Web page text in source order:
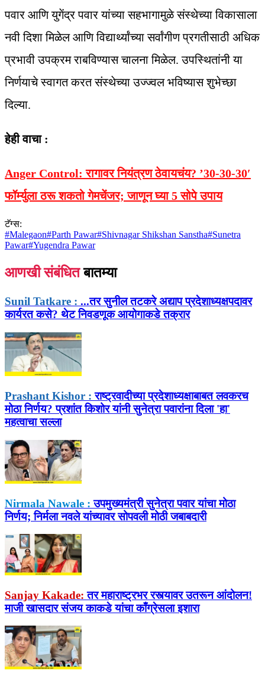
पवार आणि युगेंद्र पवार यांच्या सहभागामुळे संस्थेच्या विकासाला
नवी दिशा मिळेल आणि विद्यार्थ्यांच्या सर्वांगीण प्रगतीसाठी अधिक
प्रभावी उपक्रम राबविण्यास चालना मिळेल. उपस्थितांनी या
निर्णयाचे स्वागत करत संस्थेच्या उज्ज्वल भविष्यास शुभेच्छा
दिल्या.
हेही वाचा :
Anger Control: रागावर नियंत्रण ठेवायचंय? ’30-30-30′
फॉर्म्युला ठरू शकतो गेमचेंजर; जाणून घ्या 5 सोपे उपाय
टॅग्स:
#Malegaon#Parth Pawar#Shivnagar Shikshan Sanstha#Sunetra
Pawar#Yugendra Pawar
आणखी संबंधित बातम्या
Sunil Tatkare : ...तर सुनील तटकरे अद्याप प्रदेशाध्यक्षपदावर
कार्यरत कसे? थेट निवडणूक आयोगाकडे तक्रार
Prashant Kishor : राष्ट्रवादीच्या प्रदेशाध्यक्षाबाबत लवकरच
मोठा निर्णय? प्रशांत किशोर यांनी सुनेत्रा पवारांना दिला 'हा'
महत्वाचा सल्ला
Nirmala Nawale : उपमुख्यमंत्री सुनेत्रा पवार यांचा मोठा
निर्णय; निर्मला नवले यांच्यावर सोपवली मोठी जबाबदारी
Sanjay Kakade: तर महाराष्ट्रभर रस्त्यावर उतरून आंदोलन!
माजी खासदार संजय काकडे यांचा काँग्रेसला इशारा